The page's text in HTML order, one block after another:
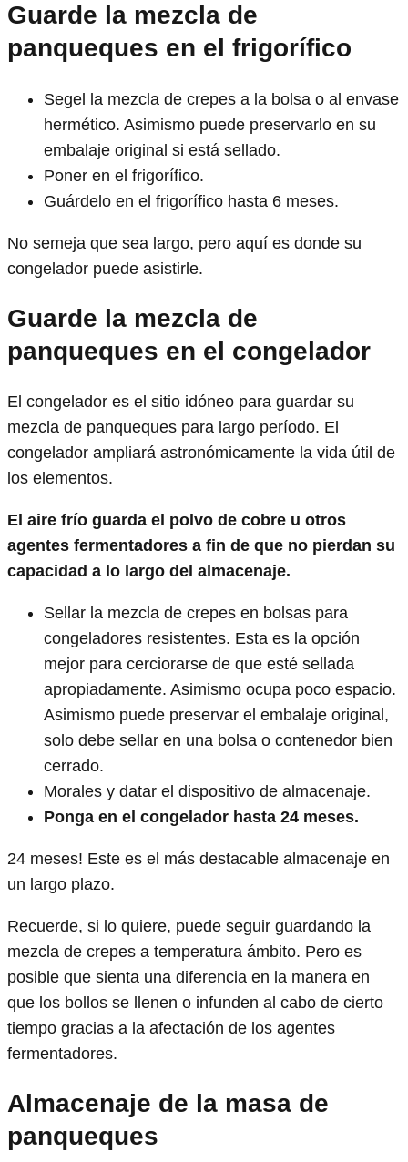
Guarde la mezcla de
panqueques en el frigorífico
Segel la mezcla de crepes a la bolsa o al envase
hermético. Asimismo puede preservarlo en su
embalaje original si está sellado.
Poner en el frigorífico.
Guárdelo en el frigorífico hasta 6 meses.
No semeja que sea largo, pero aquí es donde su
congelador puede asistirle.
Guarde la mezcla de
panqueques en el congelador
El congelador es el sitio idóneo para guardar su
mezcla de panqueques para largo período. El
congelador ampliará astronómicamente la vida útil de
los elementos.
El aire frío guarda el polvo de cobre u otros
agentes fermentadores a fin de que no pierdan su
capacidad a lo largo del almacenaje.
Sellar la mezcla de crepes en bolsas para
congeladores resistentes. Esta es la opción
mejor para cerciorarse de que esté sellada
apropiadamente. Asimismo ocupa poco espacio.
Asimismo puede preservar el embalaje original,
solo debe sellar en una bolsa o contenedor bien
cerrado.
Morales y datar el dispositivo de almacenaje.
Ponga en el congelador hasta 24 meses.
24 meses! Este es el más destacable almacenaje en
un largo plazo.
Recuerde, si lo quiere, puede seguir guardando la
mezcla de crepes a temperatura ámbito. Pero es
posible que sienta una diferencia en la manera en
que los bollos se llenen o infunden al cabo de cierto
tiempo gracias a la afectación de los agentes
fermentadores.
Almacenaje de la masa de
panqueques